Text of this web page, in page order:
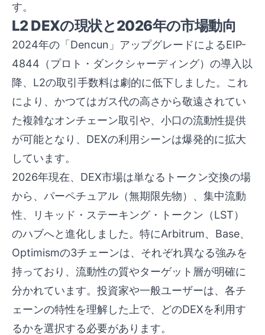
す。
L2 DEXの現状と2026年の市場動向
2024年の「Dencun」アップグレードによるEIP-
4844（プロト・ダンクシャーディング）の導入以
降、L2の取引手数料は劇的に低下しました。これ
により、かつてはガス代の高さから敬遠されてい
た複雑なオンチェーン取引や、小口の流動性提供
が可能となり、DEXの利用シーンは爆発的に拡大
しています。
2026年現在、DEX市場は単なるトークン交換の場
から、パーペチュアル（無期限先物）、集中流動
性、リキッド・ステーキング・トークン（LST）
のハブへと進化しました。特にArbitrum、Base、
Optimismの3チェーンは、それぞれ異なる強みを
持っており、流動性の質やターゲット層が明確に
分かれています。投資家や一般ユーザーは、各チ
ェーンの特性を理解した上で、どのDEXを利用す
るかを選択する必要があります。